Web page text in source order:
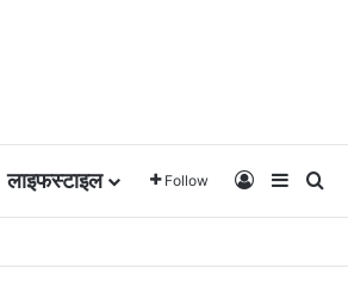
लाइफस्टाइल Follow Log InSidebar